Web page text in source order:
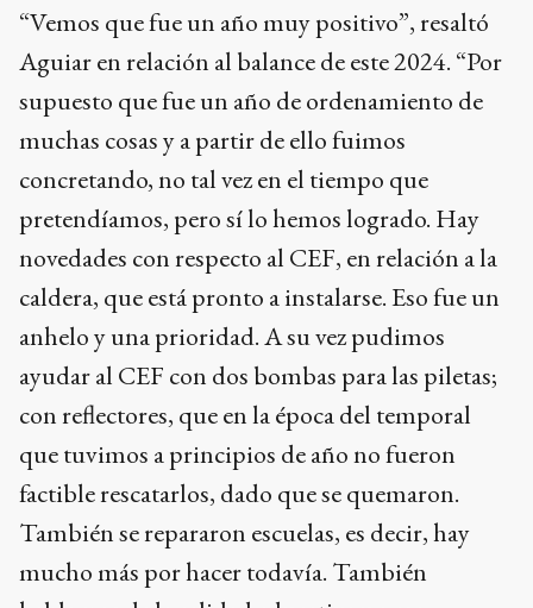
“Vemos que fue un año muy positivo”, resaltó
Aguiar en relación al balance de este 2024. “Por
supuesto que fue un año de ordenamiento de
muchas cosas y a partir de ello fuimos
concretando, no tal vez en el tiempo que
pretendíamos, pero sí lo hemos logrado. Hay
novedades con respecto al CEF, en relación a la
caldera, que está pronto a instalarse. Eso fue un
anhelo y una prioridad. A su vez pudimos
ayudar al CEF con dos bombas para las piletas;
con reflectores, que en la época del temporal
que tuvimos a principios de año no fueron
factible rescatarlos, dado que se quemaron.
También se repararon escuelas, es decir, hay
mucho más por hacer todavía. También